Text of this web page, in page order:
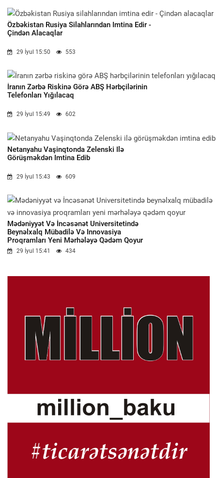
Özbəkistan Rusiya Silahlarından Imtina Edir -
Çindən Alacaqlar
29 İyul 15:50 553
İranın Zərbə Riskinə Görə ABŞ Hərbçilərinin
Telefonları Yığılacaq
29 İyul 15:49 602
Netanyahu Vaşinqtonda Zelenski Ilə
Görüşməkdən Imtina Edib
29 İyul 15:43 609
Mədəniyyət Və İncəsənət Universitetində
Beynəlxalq Mübadilə Və Innovasiya
Proqramları Yeni Mərhələyə Qədəm Qoyur
29 İyul 15:41 434